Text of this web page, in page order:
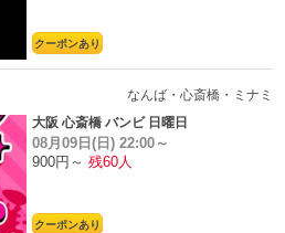
クーポンあり
なんば・心斎橋・ミナミ
大阪 心斎橋 バンビ 日曜日
08月09日(日) 22:00～
900円～ 残60人
クーポンあり